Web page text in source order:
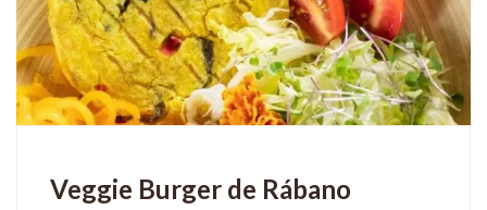
Veggie Burger de Rábano